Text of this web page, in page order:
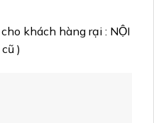
khách hàng rại : NỘI
)